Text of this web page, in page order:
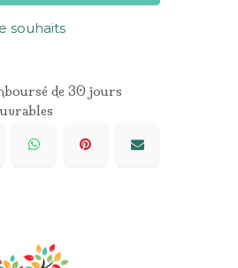
souhaits
de 30 jours